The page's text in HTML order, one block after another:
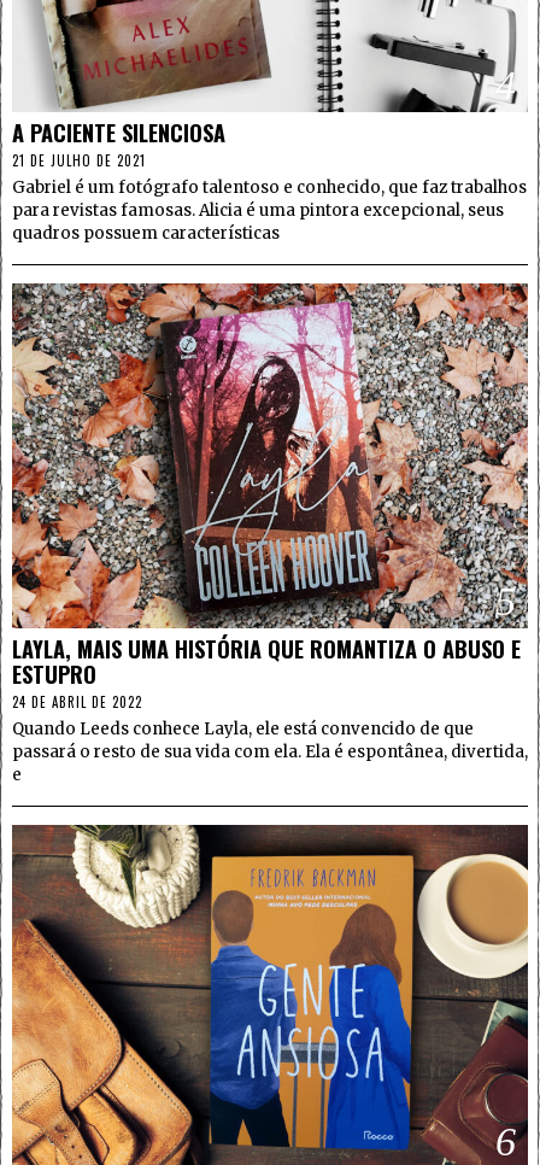
4
A PACIENTE SILENCIOSA
21 DE JULHO DE 2021
Gabriel é um fotógrafo talentoso e conhecido, que faz trabalhos
para revistas famosas. Alicia é uma pintora excepcional, seus
quadros possuem características
5
LAYLA, MAIS UMA HISTÓRIA QUE ROMANTIZA O ABUSO E
ESTUPRO
24 DE ABRIL DE 2022
Quando Leeds conhece Layla, ele está convencido de que
passará o resto de sua vida com ela. Ela é espontânea, divertida,
e
6